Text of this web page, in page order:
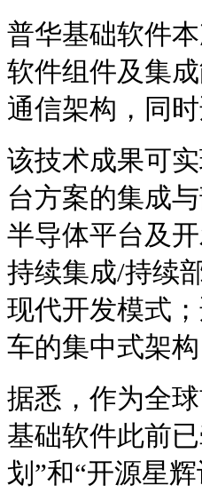
普华基础软件
软件组件及集
通信架构，同
该技术成果可
台方案的集成
半导体平台及
持续集成/持续
现代开发模式
车的集中式架
据悉，作为全
基础软件此前
划”和“开源星